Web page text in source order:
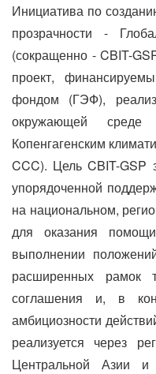
Инициатива по
прозрачности -
(сокращенно -CBIT-
проект,
фондом (ГЭФ),
окружающей
Копенгагенским
CCC). ЦельCBIT-GSP
упорядоченной
на национальном,
для оказания
выполнении
расширенных рамок
соглашения и, в
амбициозности
реализуется через
Центральной Азии и